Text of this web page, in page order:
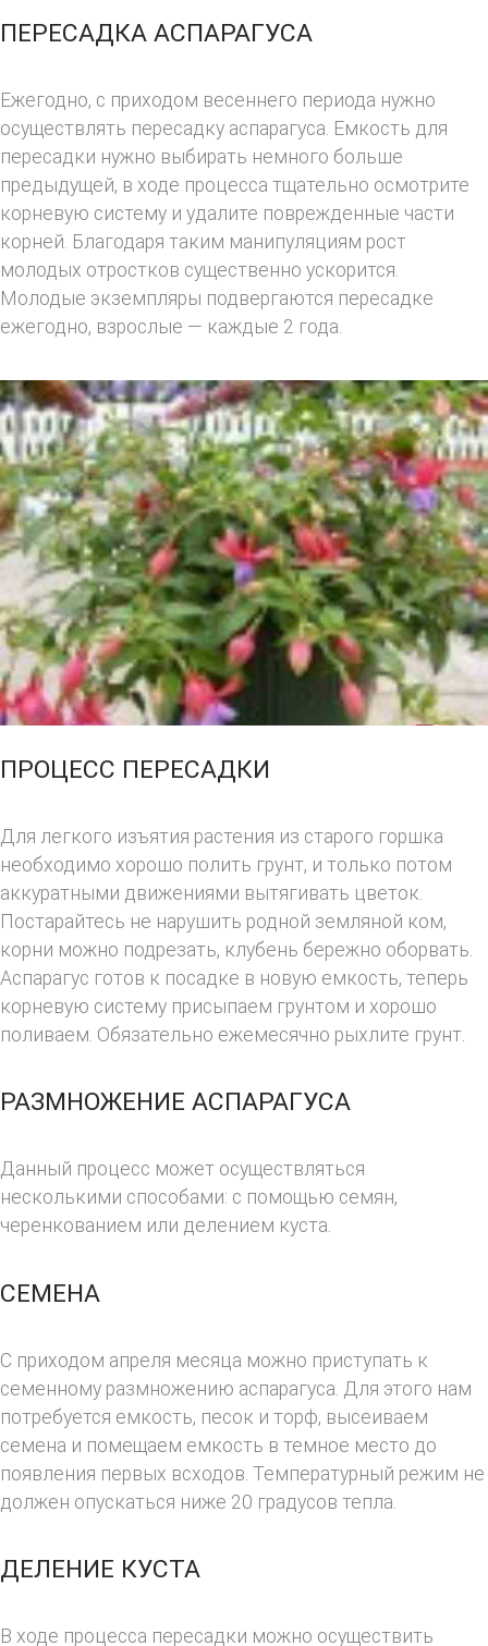
ПЕРЕСАДКА АСПАРАГУСА
Ежегодно, с приходом весеннего периода нужно
осуществлять пересадку аспарагуса. Емкость для
пересадки нужно выбирать немного больше
предыдущей, в ходе процесса тщательно осмотрите
корневую систему и удалите поврежденные части
корней. Благодаря таким манипуляциям рост
молодых отростков существенно ускорится.
Молодые экземпляры подвергаются пересадке
ежегодно, взрослые — каждые 2 года.
ПРОЦЕСС ПЕРЕСАДКИ
Для легкого изъятия растения из старого горшка
необходимо хорошо полить грунт, и только потом
аккуратными движениями вытягивать цветок.
Постарайтесь не нарушить родной земляной ком,
корни можно подрезать, клубень бережно оборвать.
Аспарагус готов к посадке в новую емкость, теперь
корневую систему присыпаем грунтом и хорошо
поливаем. Обязательно ежемесячно рыхлите грунт.
РАЗМНОЖЕНИЕ АСПАРАГУСА
Данный процесс может осуществляться
несколькими способами: с помощью семян,
черенкованием или делением куста.
СЕМЕНА
С приходом апреля месяца можно приступать к
семенному размножению аспарагуса. Для этого нам
потребуется емкость, песок и торф, высеиваем
семена и помещаем емкость в темное место до
появления первых всходов. Температурный режим не
должен опускаться ниже 20 градусов тепла.
ДЕЛЕНИЕ КУСТА
В ходе процесса пересадки можно осуществить